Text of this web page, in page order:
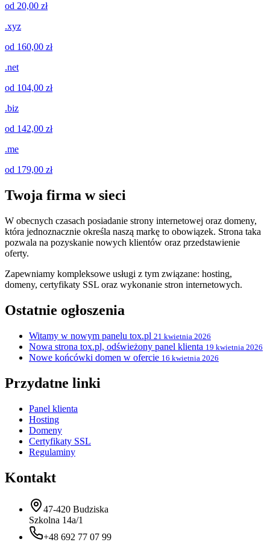
od 20,00 zł
.xyz
od 160,00 zł
.net
od 104,00 zł
.biz
od 142,00 zł
.me
od 179,00 zł
Twoja firma w sieci
W obecnych czasach posiadanie strony internetowej oraz domeny,
która jednoznacznie określa naszą markę to obowiązek. Strona taka
pozwala na pozyskanie nowych klientów oraz przedstawienie
oferty.
Zapewniamy kompleksowe usługi z tym związane: hosting,
domeny, certyfikaty SSL oraz wykonanie stron internetowych.
Ostatnie ogłoszenia
Witamy w nowym panelu tox.pl 21 kwietnia 2026
Nowa strona tox.pl, odświeżony panel klienta 19 kwietnia 2026
Nowe końcówki domen w ofercie 16 kwietnia 2026
Przydatne linki
Panel klienta
Hosting
Domeny
Certyfikaty SSL
Regulaminy
Kontakt
47-420 Budziska
Szkolna 14a/1
+48 692 77 07 99